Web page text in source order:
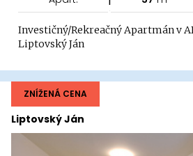
Investičný/Rekreačný Apartmán v
Liptovský Ján
Liptovský Ján
ZNÍŽENÁ CENA